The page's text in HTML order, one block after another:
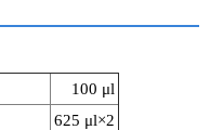
100 μl
625 μl×2